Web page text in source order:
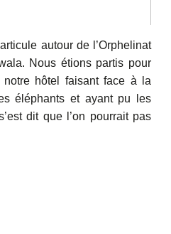
autour de l’Orphelinat
Nous étions partis pour
notre hôtel faisant face à la
éléphants et ayant pu les
dit que l’on pourrait pas